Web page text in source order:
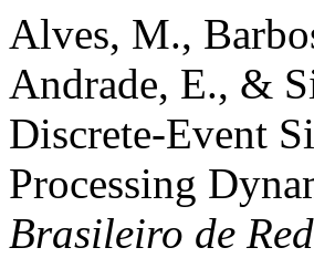
Alves, M.,
Andrade, E., &
Discrete-Event
Processing
Brasileiro de